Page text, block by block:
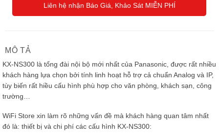
Liên hệ nhận Báo Giá, Khảo Sát MIỄN PHÍ
MÔ TẢ
KX-NS300 là tổng đài nội bộ mới nhất của Panasonic, được rất nhiều
khách hàng lựa chọn bởi tính linh hoạt hỗ trợ cả chuẩn Analog và IP,
tùy biến rất hiều cấu hình phù hợp cho văn phòng, khách sạn, công
trường…
WiFi Store xin làm rõ những vấn đề mà khách hàng quan tâm nhất
đó là: thiết bị và chi phí các cấu hình KX-NS300: